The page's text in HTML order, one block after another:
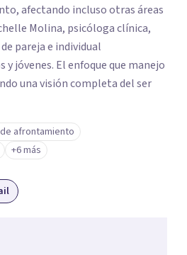
afectando incluso otras áreas
Molina, psicóloga clínica,
pareja e individual
jóvenes. El enfoque que manejo
una visión completa del ser
afrontamiento
+6 más